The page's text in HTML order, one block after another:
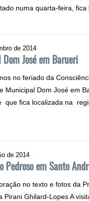
numa quarta-feira, fica
de 2014
José em Barueri
no feriado da
Municipal Dom José em
que fica localizada na
de 2014
Pedroso em Santo
no texto e fotos da
Pirani Ghilard-Lopes A